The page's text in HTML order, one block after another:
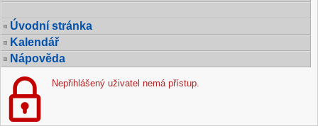
Úvodní stránka
Kalendář
Nápověda
Nepřihlášený uživatel nemá přístup.